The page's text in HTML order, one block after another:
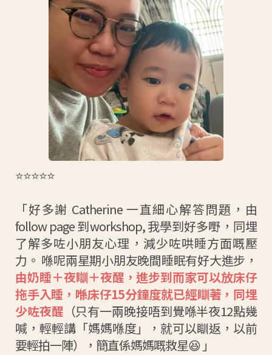
⭐⭐⭐⭐⭐
「好多謝 Catherine 一直細心解答問題，由
follow page 到workshop, 我學到好多嘢，同埋
了解多咗小朋友心理，減少咗哄睡方面嘅壓
力。 喺呢兩星期小朋友晚間睡眠有好大進步，
由奶睡＋夜瞓＋夜醒，進步到而家可以放床仔
拖手入睡，喺床仔15分鐘度就已經瞓著，同埋
少咗夜醒 （只有一兩晚接唔到覺喺半夜12點幾
喊，輕輕講「媽媽喺度」，就可以瞓返，以前
要輕拍一陣），簡直係媽媽嘅救星😆 」